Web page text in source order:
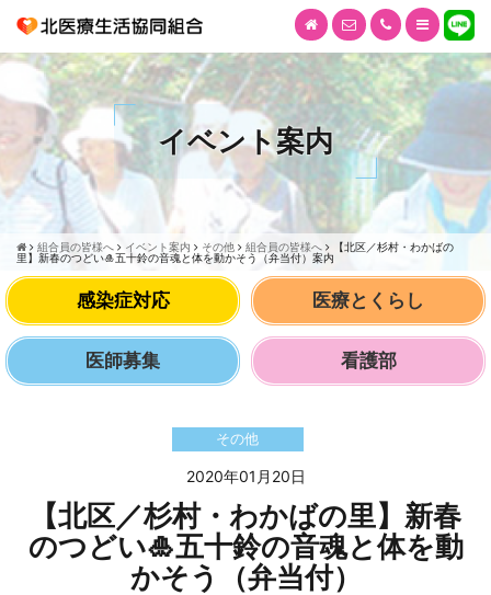
イベント案内
組合員の皆様へ イベント案内 その他 組合員の皆様へ
【北区／杉村・わかばの
里】新春のつどい🎍五十鈴の音魂と体を動かそう（弁当付）案内
感染症対応 医療とくらし
医師募集 看護部
その他
2020年01月20日
【北区／杉村・わかばの里】新春
のつどい🎍五十鈴の音魂と体を動
かそう（弁当付）